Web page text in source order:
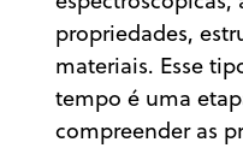
propriedades,
materiais. Esse
tempo é uma
compreender as